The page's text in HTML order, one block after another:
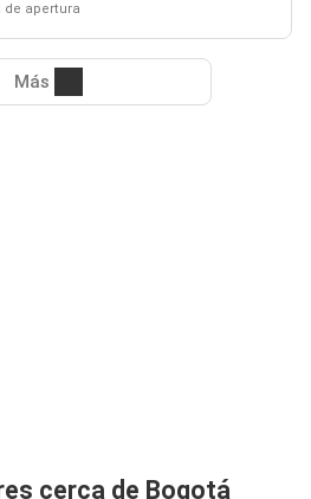
de apertura
Más
cerca de Bogotá